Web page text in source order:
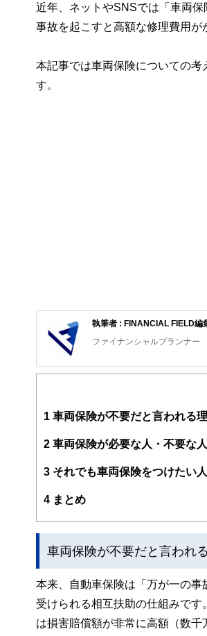
近年、ネットやSNSでは「車両
事故を起こすと高額な修理費用が
本記事では車両保険についての
す。
執筆者 : FINANCIAL FIELD編
ファイナンシャルプランナー
FinancialField編集部は、金融
案から記事掲載まですべての
FinancialFieldの特徴は、ファ
ー、公認会計士、社会保険労
私たちは、快適でより良い生
1 車両保険が不要だと言われる
2 車両保険が必要な人・不要な人
3 それでも車両保険をつけたい
4 まとめ
車両保険が不要だと言われ
本来、自動車保険は「万が一の
受けられる相互扶助の仕組みで
は損害賠償額が非常に高額（数千